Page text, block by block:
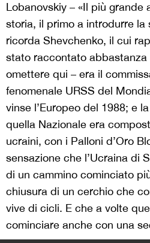
Lobanovskiy – «Il più grande
storia, il primo a introdurre la
ricorda Shevchenko, il cui
stato raccontato
omettere qui – era il
fenomenale URSS del
vinse l’Europeo del 1988; e
quella Nazionale era
ucraini, con i Palloni d’Oro
sensazione che l’Ucraina di
di un cammino cominciato
chiusura di un cerchio che
vive di cicli. E che a volte
cominciare anche con una